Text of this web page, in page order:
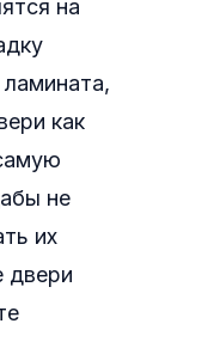
на
как
не
их
двери